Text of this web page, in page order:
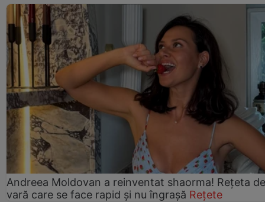
Andreea Moldovan a reinventat shaorma! Rețeta de
vară care se face rapid și nu îngrașă Rețete